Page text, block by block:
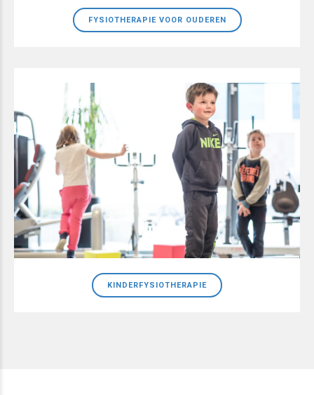
FYSIOTHERAPIE VOOR OUDEREN
KINDERFYSIOTHERAPIE